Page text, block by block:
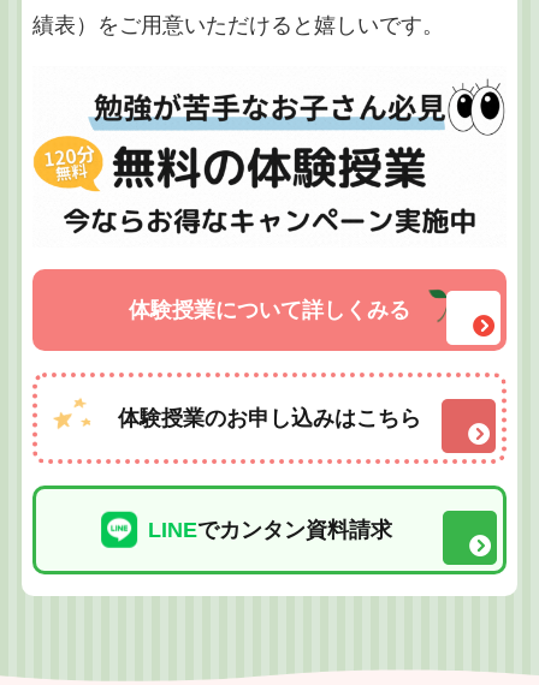
績表）をご用意いただけると嬉しいです。
体験授業について詳しくみる
体験授業のお申し込みはこちら
LINEでカンタン資料請求